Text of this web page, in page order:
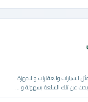
والعقارات والاجهزة
تلك السلعة بسهولة و ...